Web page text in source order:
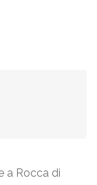
a Rocca di